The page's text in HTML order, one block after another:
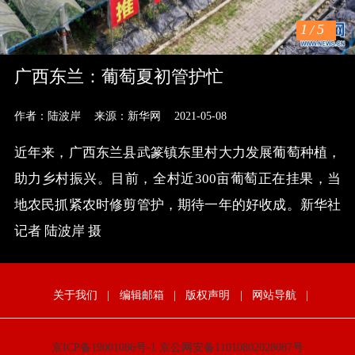
1 /5
广西东兰：葡萄夏初管护忙
作者：陆波岸 来源：新华网 2021-05-08
近年来，广西东兰县武篆镇东里村大力发展葡萄种植，
助力乡村振兴。目前，全村近300亩葡萄正在挂果，当
地农民抓紧农时修剪管护，期待一年的好收成。新华社
记者 陆波岸 摄
关于我们 | 编辑邮箱 | 版权声明 | 网站导航 |
京ICP备19001086号-1 京公网安备11010802028087号